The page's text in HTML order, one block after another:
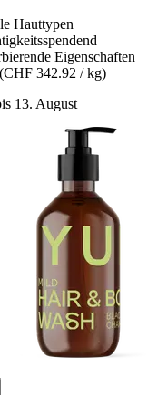
Hauttypen
Eigenschaften
(CHF 342.92 / kg)
13. August